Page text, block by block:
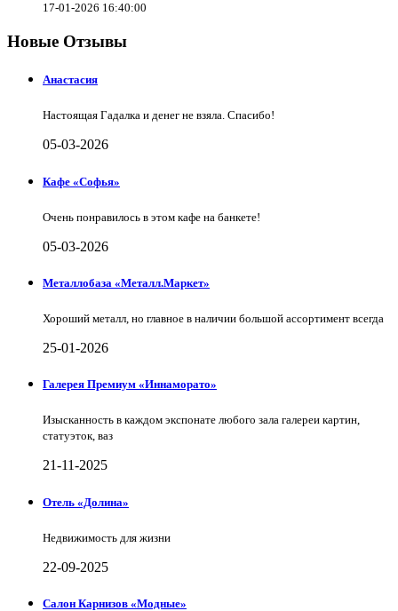
17-01-2026 16:40:00
Новые Отзывы
Анастасия
Настоящая Гадалка и денег не взяла. Спасибо!
05-03-2026
Кафе «Софья»
Очень понравилось в этом кафе на банкете!
05-03-2026
Металлобаза «Металл.Маркет»
Хороший металл, но главное в наличии большой ассортимент всегда
25-01-2026
Галерея Премиум «Иннаморато»
Изысканность в каждом экспонате любого зала галереи картин,
статуэток, ваз
21-11-2025
Отель «Долина»
Недвижимость для жизни
22-09-2025
Салон Карнизов «Модные»